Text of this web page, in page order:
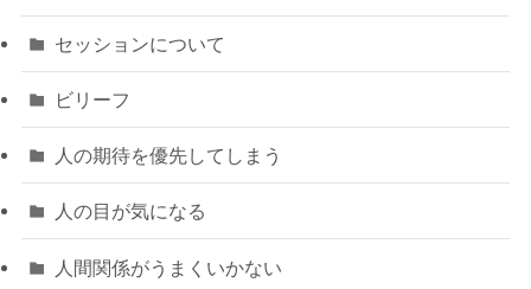
セッションについて
ビリーフ
人の期待を優先してしまう
人の目が気になる
人間関係がうまくいかない